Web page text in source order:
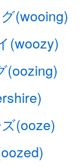
(wooing)
(woozy)
(oozing)
(ooze)